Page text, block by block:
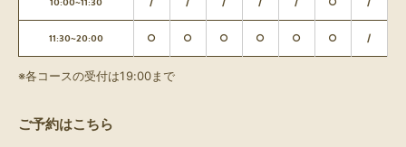
11:30~20:00 ○ ○ ○ ○ ○ ○ /
※各コースの受付は19:00まで
ご予約はこちら